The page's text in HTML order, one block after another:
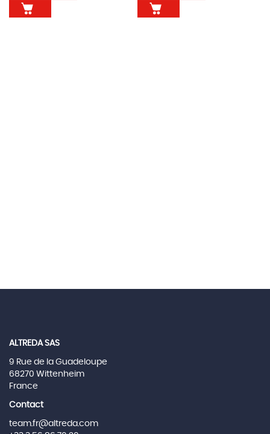
ALTREDA SAS
9 Rue de la Guadeloupe
68270 Wittenheim
France
Contact
team.fr@altreda.com